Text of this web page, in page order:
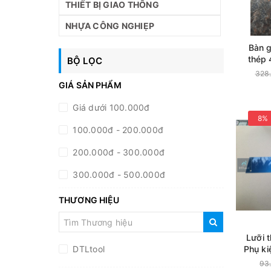
THIẾT BỊ GIAO THÔNG
NHỰA CÔNG NGHIẸP
BỘ LỌC
GIÁ SẢN PHẨM
Giá dưới 100.000đ
100.000đ - 200.000đ
200.000đ - 300.000đ
300.000đ - 500.000đ
500.000đ - 1.000.000đ
Giá trên 1.000.000đ
THƯƠNG HIỆU
DTLtool
Bàn
thép
cán
góc8%
Lưỡi
Phụ